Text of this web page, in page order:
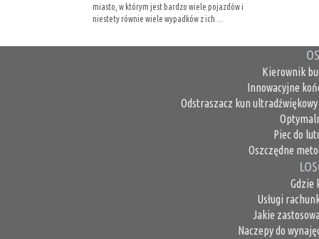
miasto, w którym jest bardzo wiele pojazdów i
niestety równie wiele wypadków z ich ...
Kierownik
Innowacyjne
Odstraszacz kun
Piec do
Oszczędne
Gdzie
Usługi
Jakie
Naczepy do